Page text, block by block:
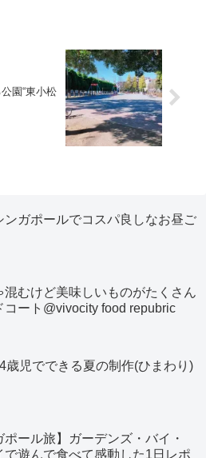
園“東小松
ンガポールでコスパ良しなお昼ご
混むけど美味しいものがたくさん
コート@vivocity food repubric
歳児でできる夏の制作(ひまわり)
ポール旅】ガーデンズ・バイ・
で遊んで食べて感動した1日レポ